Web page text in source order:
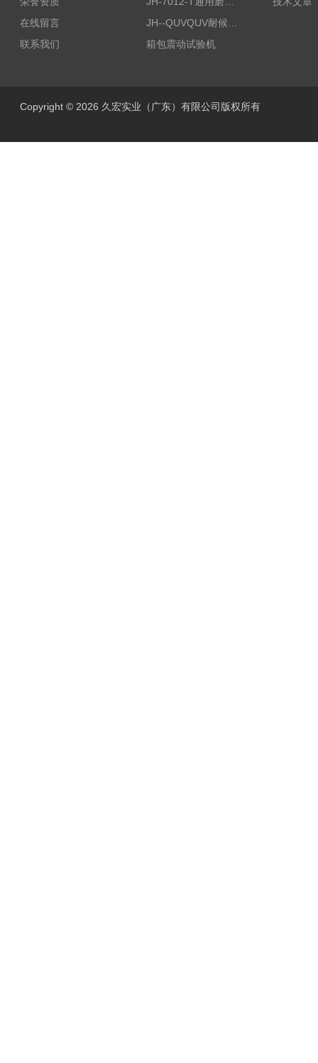
在线留言
联系我们
箱包震动试验机
Copyright © 2026 久宏实业（广东）有限公司版权所有